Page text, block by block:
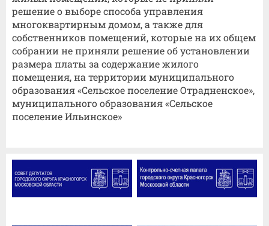
решение о выборе способа управления
многоквартирным домом, а также для
собственников помещений, которые на их общем
собрании не приняли решение об установлении
размера платы за содержание жилого
помещения, на территории муниципального
образования «Сельское поселение Отрадненское»,
муниципального образования «Сельское
поселение Ильинское»